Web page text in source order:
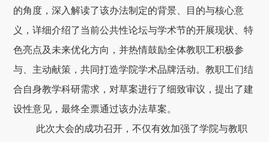
的角度，深入解读了该办法制定的背景、目的与核心意
义，详细介绍了当前公共性论坛与学术节的开展现状、特
色亮点及未来优化方向，并热情鼓励全体教职工积极参
与、主动献策，共同打造学院学术品牌活动。教职工们结
合自身教学科研需求，对草案进行了细致审议，提出了建
设性意见，最终全票通过该办法草案。
此次大会的成功召开，不仅有效加强了学院与教职